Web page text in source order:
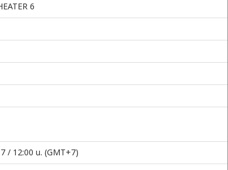
6
/ 12:00 น. (GMT+7)